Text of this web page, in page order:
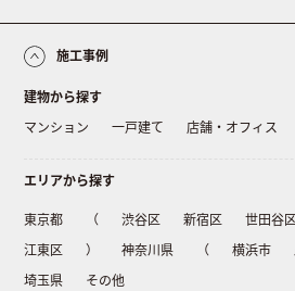
施工事例
建物から探す
マンション
一戸建て 店舗・オフィス
エリアから探す
東京都 （ 渋谷区 新宿区 世田谷
江東区
） 神奈川県 （ 横浜市
埼玉県
その他